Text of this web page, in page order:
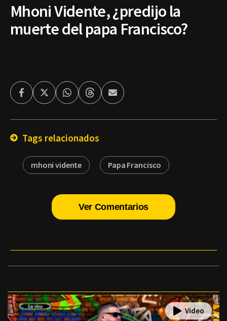
Mhoni Vidente, ¿predijo la
muerte del papa Francisco?
FacebookTwitterWhatsappThreadsEnviar
por
Tags relacionados
mhoni vidente Papa Francisco
Ver Comentarios